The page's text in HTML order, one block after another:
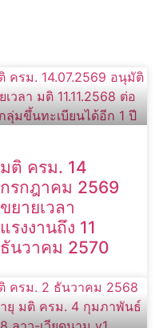
มติ ครม. 14
กรกฎาคม 2569
ขยายเวลา
แรงงานถึง 11
ธันวาคม 2570